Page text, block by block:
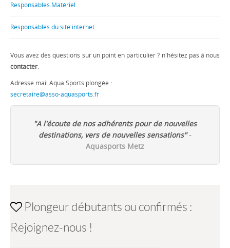
Responsables Matériel
Responsables du site internet
Vous avez des questions sur un point en particulier ? n'hésitez pas à nous
contacter.
Adresse mail Aqua Sports plongée :
secretaire@asso-aquasports.fr
"A l'écoute de nos adhérents pour de nouvelles
destinations, vers de nouvelles sensations" -
Aquasports Metz
Plongeur débutants ou confirmés :
Rejoignez-nous !